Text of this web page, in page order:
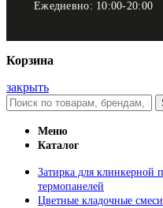
Ежедневно: 10:00-20:00
Корзина
закрыть
Меню
Каталог
Затирка для клинкерной
термопанелей
Цветные кладочные